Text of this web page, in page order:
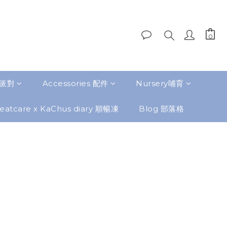
對 Accessories 配件 Nursery哺育
x KaChus diary 順暢凍 Blog 部落格